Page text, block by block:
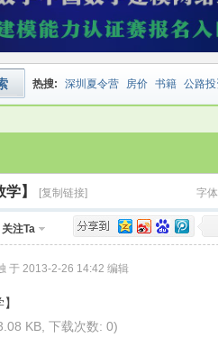
热搜: 深圳夏令营 房价 书籍 公路投
成绩 挑战赛
】 [复制链接] 字
关注Ta
于 2013-2-26 14:42 编辑
KB, 下载次数: 0)